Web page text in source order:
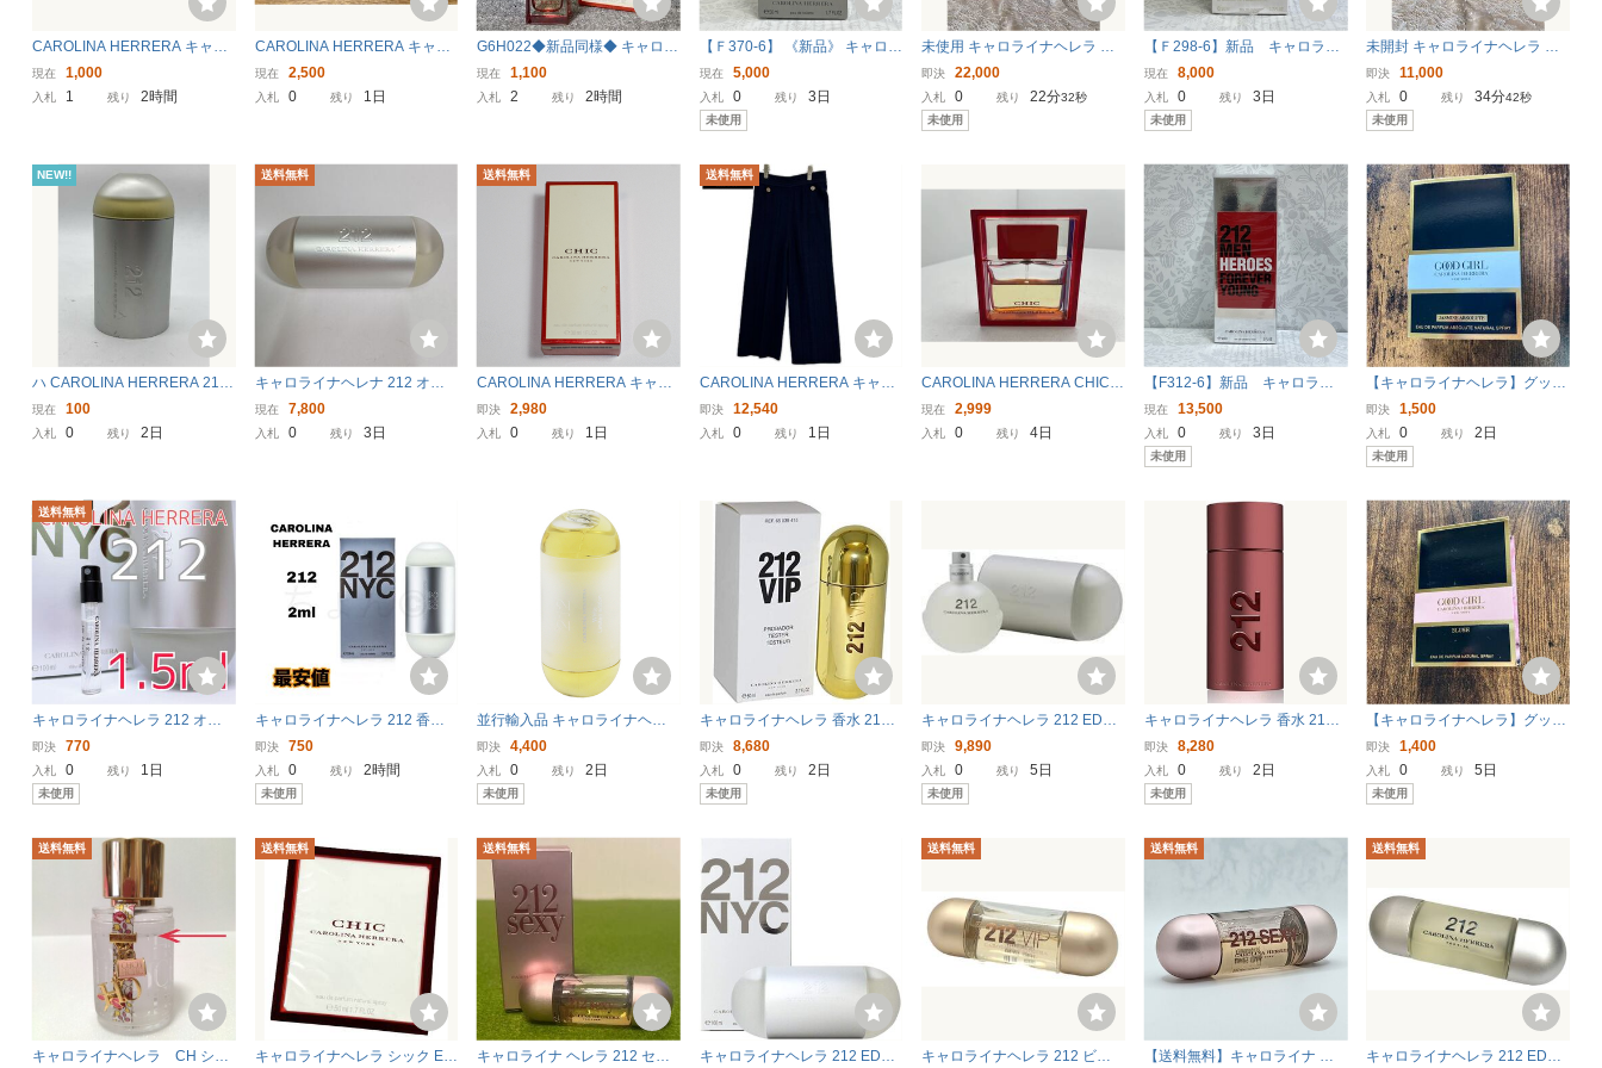
レラ シック EDP・SP 80ml
AROLINA HERRERA 新品
未使用
レラ 212 フォーメン EDT・
ス 212 MEN CAROLINA H
ERRERA 新品 未使用
レラ グルマン グッドガール
EDP・SP 30ml GOOD GIR
L CAROLINA HERRERA 新
品 未使用
11,880円〜
ガール シャワージェル 200
ml CAROLINA HERRERA
GOOD GIRL SHOWER GE
L [1655]
4,999円〜
LINA HERRERA グッドガ
ール ミニ香水 EDPBT 7ml
香水 フレグランス GOOD G
IRL
5,500円〜
レラ バッドボーイ EDT・S
P 100ml 香水 フレグランス
BAD BOY CAROLINA HER
RERA 新品 未使用
18,216円〜
レラ バッドボーイ ル パル
ファム (チューブサンプル)
EDPSP 1.5ml 香水 フレグ
ランス BAD BOY LE PARF
UM
1,100円〜
29
キャロライナヘレラ CARO
LINA HERRERA シック メ
ン (B級品) EDTSP 60ml 香
水 フレグランス CHIC FOR
30
キャロライナヘレラ CARO
LINA HERRERA 212 オン
香水 フレグランス 212 ON I
CAROLINA HERRERA キャロ
ライナ ヘレラ オーデトワレ 21
2 EDT 30ml A2461
現在 1,000
入札 1 残り 2時間
CAROLINA HERRERA キャロ
ライナヘレラ 212 MEN オード
トワレ 50ml スペイン製 香水
現在 2,500
入札 0 残り 1日
G6H022◆新品同様◆ キャロラ
イナへレラ シック CHIC オー
デパルファム EDP 香水 30ml
現在 1,100
入札 2 残り 2時間
【Ｆ370-6】 《新品》 キャロラ
イナ ヘレラ 212 MEN NYC メ
ン オードトワレ 香水 50m
l [フィルムはがれ有り]
現在 5,000
入札 0 残り 3日
未使用
未使用 キャロライナヘレラ グ
ッドガール ブラッシュ Carolin
a Herrera Good Girl BLUSH オ
ーデパルファム 香水 EDP 80ml
即決 22,000
入札 0 残り 22分30秒
未使用
【Ｆ298-6】新品 キャロライ
ナヘレラ 212 VIP オーデパルフ
ァム 80ml （フィルムはがれ有
り）
現在 8,000
入札 0 残り 3日
未使用
未開封 キャロライナヘレラ ベ
リー グッドガール グラム Caro
lina Herrera Very Good Girl GL
AM オーデパルファム 香水 ED
P 50ml
即決 11,000
入札 0 残り 34分40秒
未使用
NEW!!
ハ CAROLINA HERRERA 212
オードトワレ 残量約7割 YL
3134
現在 100
入札 0 残り 2日
送料無料
キャロライナヘレナ 212 オー
ドトワレ 60ml 香水CAROLINA
HERRERA 212 EAU DE TOILE
現在 7,800
入札 0 残り 3日
送料無料
CAROLINA HERRERA キャロ
ライナ ヘレラ シック オーデパ
ルファム 30ml 香水
即決 2,980
入札 0 残り 1日
送料無料
CAROLINA HERRERA キャロ
ライナヘレラ ネイビー シルバ
ー ボタン付き ストレッチワイ
即決 12,540
入札 0 残り 1日
CAROLINA HERRERA CHIC
キャロライナ ヘレラ シック 50
ml 残量写真参照
現在 2,999
入札 0 残り 4日
【F312-6】新品 キャロライ
ナヘレラ 香水 キャロライナヘ
レラ 212 ヒーローズ メン EDT
SP 90ml 212
現在 13,500
入札 0 残り 3日
未使用
【キャロライナヘレラ】グッド
ガール ジャスミン アブソリュ
ート オードパルファム
即決 1,500
入札 0 残り 2日
未使用
送料無料
キャロライナヘレラ 212 オー
ドトワレ 香水 1.5ml
即決 770
入札 0 残り 1日
未使用
キャロライナヘレラ 212 香水
オードトワレ オーデトワレ 2ml
即決 750
入札 0 残り 2時間
未使用
並行輸入品 キャロライナヘレ
ラ （原価割れ／在庫限り） 21
2 ホワイト リミテッドエディシ
ョン (テスター) EDT・SP 60ml
新品 未使用
即決 4,400
入札 0 残り 2日
未使用
キャロライナヘレラ 香水 212 V
IP EDP SP 80ml キャロライナ
ヘレラ CAROLINA HERRERA
【テスター・新品未使用】
即決 8,680
入札 0 残り 2日
未使用
キャロライナヘレラ 212 EDT S
P 100ml CAROLINA HERRE
RA 212 トワレ スプレー 【テ
スター 新品未使用】
即決 9,890
入札 0 残り 5日
未使用
キャロライナヘレラ 香水 212
セクシー メン EDT SP 100ml
【テスター・新品未使用】 キ
ャロライナ ヘレラ CAROLINA
HERRERA
即決 8,280
入札 0 残り 2日
未使用
【キャロライナヘレラ】グッド
ガール ブラッシュ オードパル
ファム
即決 1,400
入札 0 残り 5日
未使用
送料無料
キャロライナヘレラ CH シッ
送料無料
キャロライナヘレラ シック ED
送料無料
キャロライナ ヘレラ 212 セク
キャロライナヘレラ 212 EDT S
送料無料
キャロライナヘレラ 212 ビッ
送料無料
【送料無料】キャロライナ ヘ
送料無料
キャロライナヘレラ 212 EDT 3